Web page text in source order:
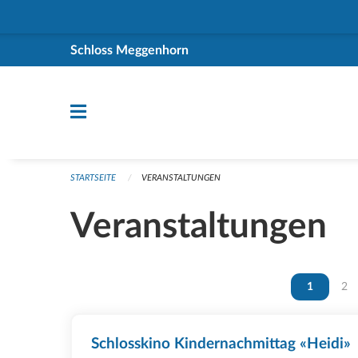
Schloss Meggenhorn
STARTSEITE VERANSTALTUNGEN
Veranstaltungen
Vous êtes
1 2
Schlosskino Kindernachmittag «Heidi»